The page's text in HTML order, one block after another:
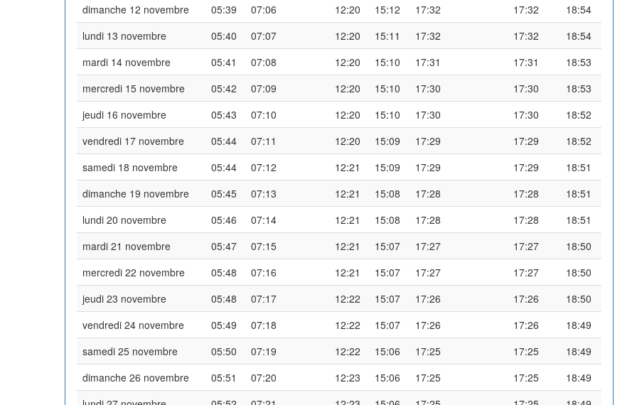
dimanche 12 novembre
05:39 07:06 12:20 15:12 17:32 17:32
18:54
lundi 13 novembre
05:40 07:07 12:20 15:11 17:32 17:32
18:54
mardi 14 novembre
05:41 07:08 12:20 15:10 17:31 17:31
18:53
mercredi 15 novembre
05:42 07:09 12:20 15:10 17:30 17:30
18:53
jeudi 16 novembre
05:43 07:10 12:20 15:10 17:30 17:30
18:52
vendredi 17 novembre
05:44 07:11 12:20 15:09 17:29 17:29
18:52
samedi 18 novembre
05:44 07:12 12:21 15:09 17:29 17:29
18:51
dimanche 19 novembre
05:45 07:13 12:21 15:08 17:28 17:28
18:51
lundi 20 novembre
05:46 07:14 12:21 15:08 17:28 17:28
18:51
mardi 21 novembre
05:47 07:15 12:21 15:07 17:27 17:27
18:50
mercredi 22 novembre
05:48 07:16 12:21 15:07 17:27 17:27
18:50
jeudi 23 novembre
05:48 07:17 12:22 15:07 17:26 17:26
18:50
vendredi 24 novembre
05:49 07:18 12:22 15:07 17:26 17:26
18:49
samedi 25 novembre
05:50 07:19 12:22 15:06 17:25 17:25
18:49
dimanche 26 novembre
05:51 07:20 12:23 15:06 17:25 17:25
18:49